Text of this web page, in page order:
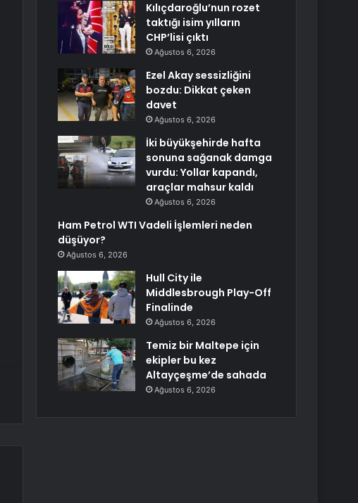
Kılıçdaroğlu’nun rozet
taktığı isim yılların
CHP’lisi çıktı
Ağustos 6, 2026
Ezel Akay sessizliğini
bozdu: Dikkat çeken
davet
Ağustos 6, 2026
İki büyükşehirde hafta
sonuna sağanak damga
vurdu: Yollar kapandı,
araçlar mahsur kaldı
Ağustos 6, 2026
Ham Petrol WTI Vadeli İşlemleri neden
düşüyor?
Ağustos 6, 2026
Hull City ile
Middlesbrough Play-Off
Finalinde
Ağustos 6, 2026
Temiz bir Maltepe için
ekipler bu kez
Altayçeşme’de sahada
Ağustos 6, 2026